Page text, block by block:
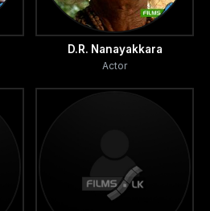
D.R. Nanayakkara
Actor